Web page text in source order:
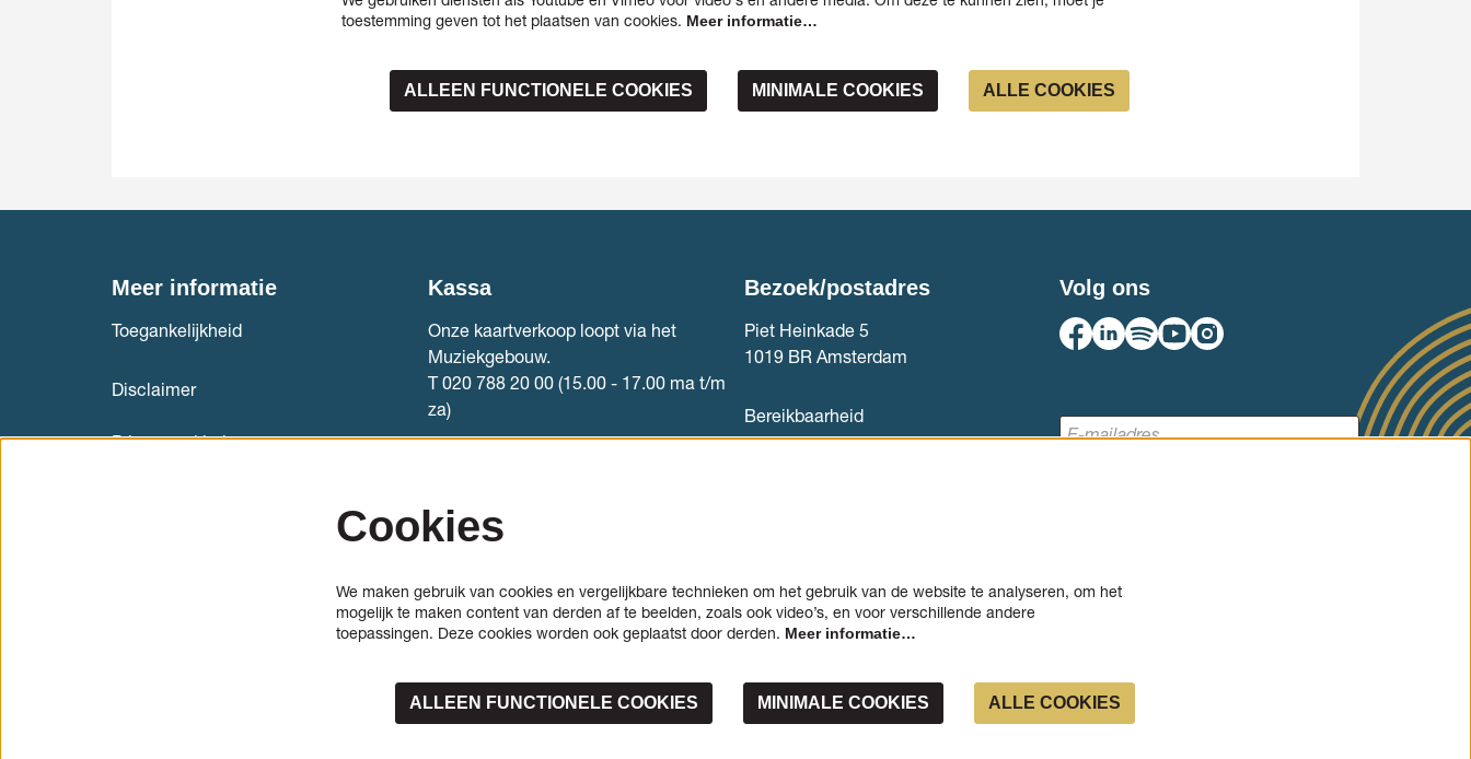
toestemming geven tot het plaatsen van cookies. Meer informatie…
ALLEEN FUNCTIONELE COOKIES MINIMALE COOKIES ALLE COOKIES
Meer informatie
Toegankelijkheid
Disclaimer
Privacyverklaring
Kassa
Onze kaartverkoop loopt via het
Muziekgebouw.
T 020 788 20 00 (15.00 - 17.00 ma t/m
za)
Bezoek/postadres
Piet Heinkade 5
1019 BR Amsterdam
Bereikbaarheid
Volg ons
Cookies
We maken gebruik van cookies en vergelijkbare technieken om het gebruik van de website te analyseren, om het
mogelijk te maken content van derden af te beelden, zoals ook video’s, en voor verschillende andere
toepassingen. Deze cookies worden ook geplaatst door derden. Meer informatie…
ALLEEN FUNCTIONELE COOKIES MINIMALE COOKIES ALLE COOKIES